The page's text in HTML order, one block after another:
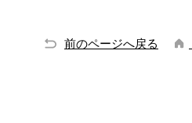
前のページへ戻る